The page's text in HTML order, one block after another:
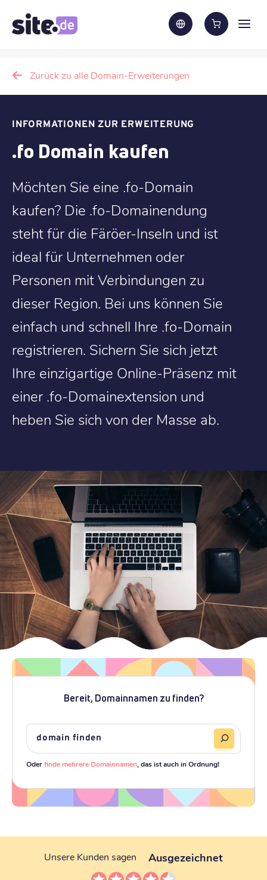
Zurück zu alle Domain-Erweiterungen
INFORMATIONEN ZUR ERWEITERUNG
.fo Domain kaufen
Möchten Sie eine .fo-Domain
kaufen? Die .fo-Domainendung
steht für die Färöer-Inseln und ist
ideal für Unternehmen oder
Personen mit Verbindungen zu
dieser Region. Bei uns können Sie
einfach und schnell Ihre .fo-Domain
registrieren. Sichern Sie sich jetzt
Ihre einzigartige Online-Präsenz mit
einer .fo-Domainextension und
heben Sie sich von der Masse ab.
Bereit, Domainnamen zu finden?
Oderfinde mehrere Domainnamen , das ist auch in Ordnung!
Unsere Kunden sagen Ausgezeichnet